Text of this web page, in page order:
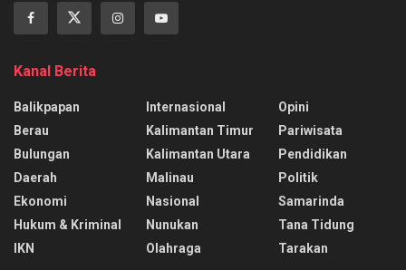
Kanal Berita
Balikpapan
Berau
Bulungan
Daerah
Ekonomi
Hukum & Kriminal
IKN
Internasional
Kalimantan Timur
Kalimantan Utara
Malinau
Nasional
Nunukan
Olahraga
Opini
Pariwisata
Pendidikan
Politik
Samarinda
Tana Tidung
Tarakan